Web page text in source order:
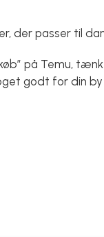
der passer til
på Temu,
godt for din